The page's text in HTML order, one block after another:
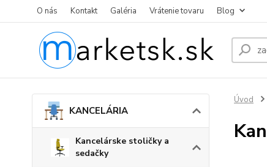
O nás Kontakt Galéria Vrátenie tovaru Blog
KANCELÁRIA
Kancelárske stoličky a
sedačky
Úvod